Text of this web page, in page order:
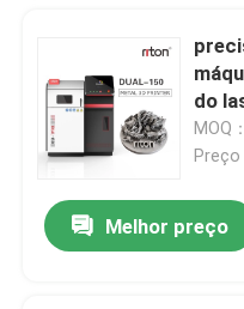
Impressora do LCD 3D
Resina fotossensível
do
MOQ
Melhor preço